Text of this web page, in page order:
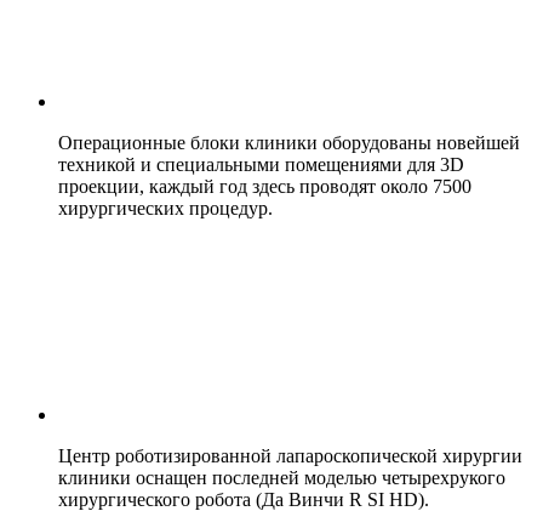
Операционные блоки клиники оборудованы новейшей
техникой и специальными помещениями для 3D
проекции, каждый год здесь проводят около 7500
хирургических процедур.
Центр роботизированной лапароскопической хирургии
клиники оснащен последней моделью четырехрукого
хирургического робота (Да Винчи R SI HD).